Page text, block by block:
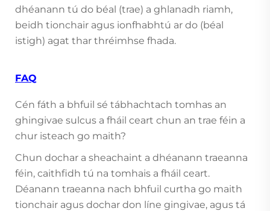
dhéanann tú do béal (trae) a ghlanadh riamh,
beidh tionchair agus ionfhabhtú ar do (béal
istigh) agat thar thréimhse fhada.
FAQ
Cén fáth a bhfuil sé tábhachtach tomhas an
ghingivae sulcus a fháil ceart chun an trae féin a
chur isteach go maith?
Chun dochar a sheachaint a dhéanann traeanna
féin, caithfidh tú na tomhais a fháil ceart.
Déanann traeanna nach bhfuil curtha go maith
tionchair agus dochar don líne gingivae, agus tá